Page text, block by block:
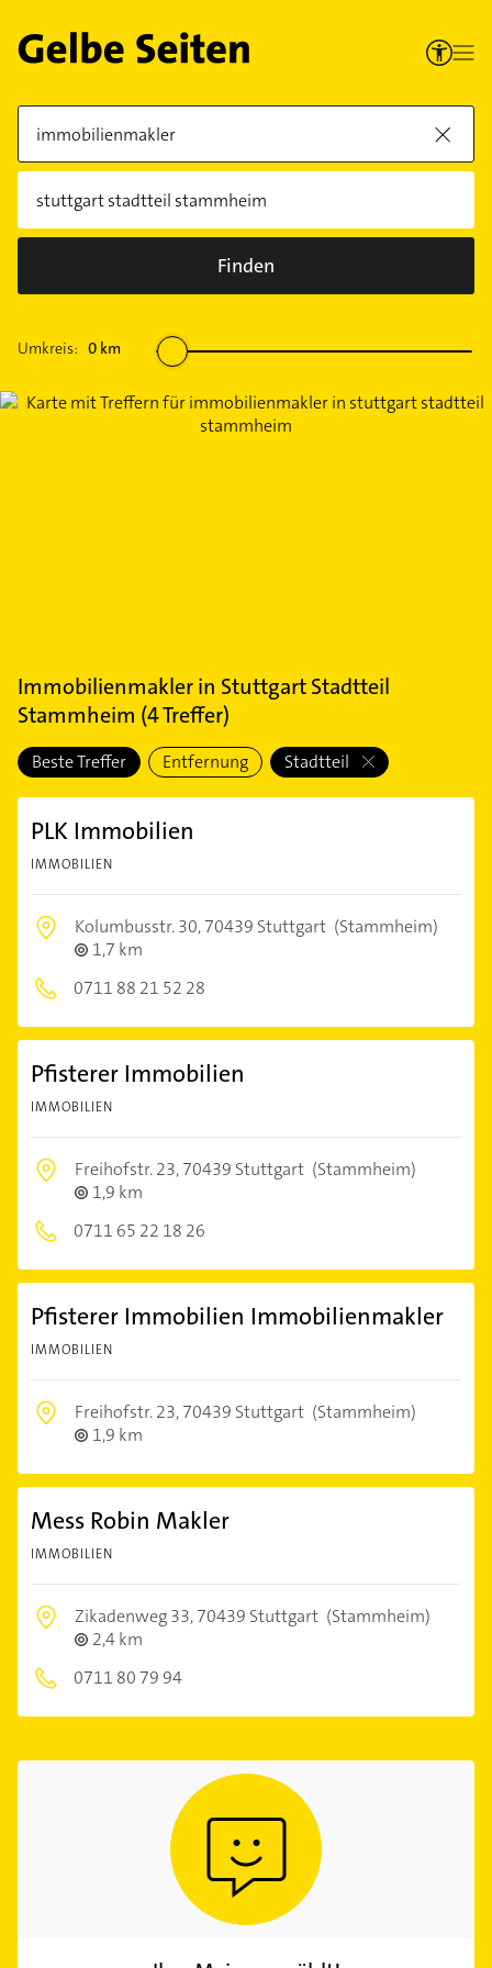
Finden
Umkreis: 0 km
Immobilienmaklerin Stuttgart Stadtteil
Stammheim (4Treffer)
Beste Treffer Entfernung Stadtteil
PLK Immobilien
IMMOBILIEN
Kolumbusstr. 30,70439 Stuttgart (Stammheim)
1,7 km
0711 88 21 52 28
Pfisterer Immobilien
IMMOBILIEN
Freihofstr. 23,70439 Stuttgart (Stammheim)
1,9 km
0711 65 22 18 26
Pfisterer Immobilien Immobilienmakler
IMMOBILIEN
Freihofstr. 23,70439 Stuttgart (Stammheim)
1,9 km
Mess Robin Makler
IMMOBILIEN
Zikadenweg 33,70439 Stuttgart (Stammheim)
2,4 km
0711 80 79 94